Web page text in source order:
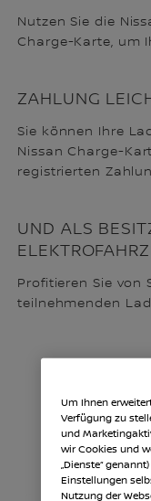
Nutzen Sie die
Charge-Karte, um
ZAHLUNG
Sie können Ihre
Nissan Charge-
registrierten
UND ALS
Profitieren Sie von
teilnehmenden
Um Ihnen
Verfügung zu
und
wir Cookies und
„Dienste“
Einstellungen
Nutzung der